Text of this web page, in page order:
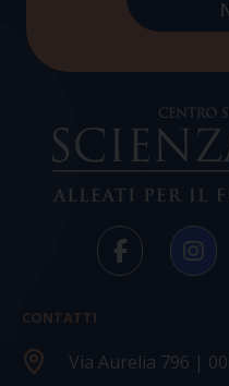
CONTATTI
Via Aurelia 796 |